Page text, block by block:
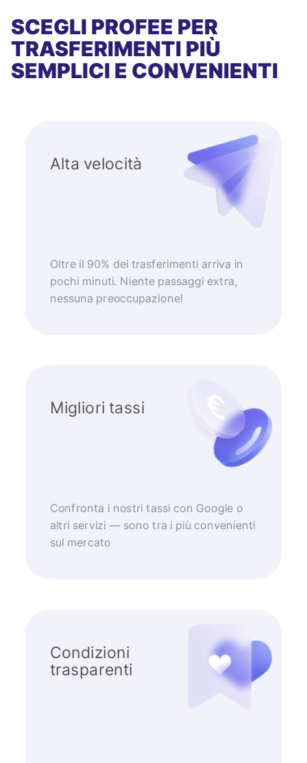
SCEGLI PROFEE PER
TRASFERIMENTI PIÙ
SEMPLICI E CONVENIENTI
Alta velocità
Oltre il 90% dei trasferimenti arriva in
pochi minuti. Niente passaggi extra,
nessuna preoccupazione!
Migliori tassi
Confronta i nostri tassi con Google o
altri servizi — sono tra i più convenienti
sul mercato
Condizioni
trasparenti